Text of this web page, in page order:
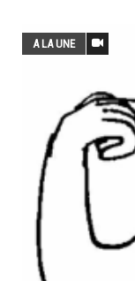
A LA UNE